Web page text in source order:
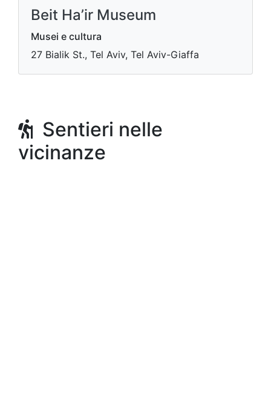
Beit Ha’ir Museum
Musei e cultura
27 Bialik St., Tel Aviv, Tel Aviv-Giaffa
Sentieri nelle
vicinanze